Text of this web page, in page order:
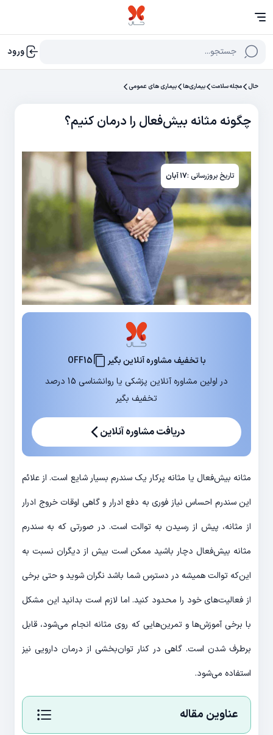
جستجو... ورود
حال مجله سلامت بیماری‌ها بیماری های عمومی
چگونه مثانه ‌بیش‌فعال را درمان کنیم؟
تاریخ بروزرسانی :۱۷ آبان
با تخفیف مشاوره آنلاین بگیر
OFF15
در اولین مشاوره آنلاین پزشکی یا روانشناسی 15 درصد
تخفیف بگیر
دریافت مشاوره آنلاین
مثانه ‌بیش‌فعال یا مثانه پرکار یک سندرم بسیار شایع است. از علائم
این سندرم احساس نیاز فوری به دفع ادرار و گاهی اوقات خروج ادرار
از مثانه، پیش از رسیدن به توالت است. در صورتی که به ‌سندرم
مثانه ‌بیش‌فعال دچار باشید ممکن است بیش از دیگران نسبت به
این‌که توالت همیشه در دسترس شما باشد نگران شوید و حتی برخی
از فعالیت‌های خود را محدود کنید. اما لازم است بدانید این مشکل
با برخی آموزش‌ها و تمرین‌هایی که روی مثانه انجام می‌شود، قابل
برطرف شدن است. گاهی در کنار توان‌بخشی از درمان دارویی نیز
استفاده می‌شود.
عناوین مقاله